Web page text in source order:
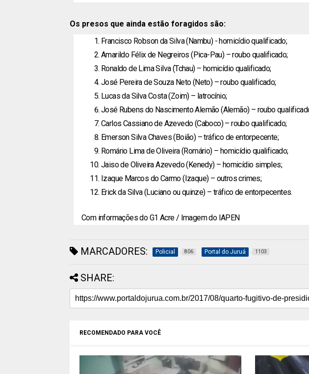
Os presos que ainda estão foragidos são:
Francisco Robson da Silva (Nambu) - homicídio qualificado;
Amarildo Félix de Negreiros (Pica-Pau) – roubo qualificado;
Ronaldo de Lima Silva (Tchau) – homicídio qualificado;
José Pereira de Souza Neto (Neto) – roubo qualificado;
Lucas da Silva Costa (Zoim) – latrocínio;
José Rubens do Nascimento Alemão (Alemão) – roubo
Carlos Cassiano de Azevedo (Caboco) – roubo qualificado;
Emerson Silva Chaves (Boião) – tráfico de entorpecente;
Romário Lima de Oliveira (Romário) – homicídio qualificado;
Jaiso de Oliveira Azevedo (Kenedy) – homicídio simples;
Izaque Marcos do Carmo (Izaque) – outros crimes;
Erick da Silva (Luciano ou quinze) – tráfico de entorpecentes.
Com informações do G1 Acre / Imagem do IAPEN
MARCADORES: Policial 806 Portal do Juruá 1103
SHARE:
RECOMENDADO PARA VOCÊ